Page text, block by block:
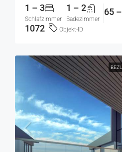
1 – 3
Schlafzimmer
1 – 2
Badezimmer
65
1072
Objekt-ID